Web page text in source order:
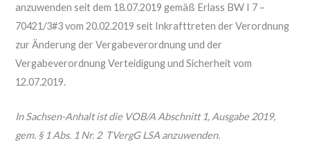
anzuwenden seit dem 18.07.2019 gemäß Erlass BW I 7 –
70421/3#3 vom 20.02.2019 seit Inkrafttreten der Verordnung
zur Änderung der Vergabeverordnung und der
Vergabeverordnung Verteidigung und Sicherheit vom
12.07.2019.
In Sachsen-Anhalt ist die VOB/A Abschnitt 1, Ausgabe 2019,
gem. § 1 Abs. 1 Nr. 2 TVergG LSA anzuwenden.